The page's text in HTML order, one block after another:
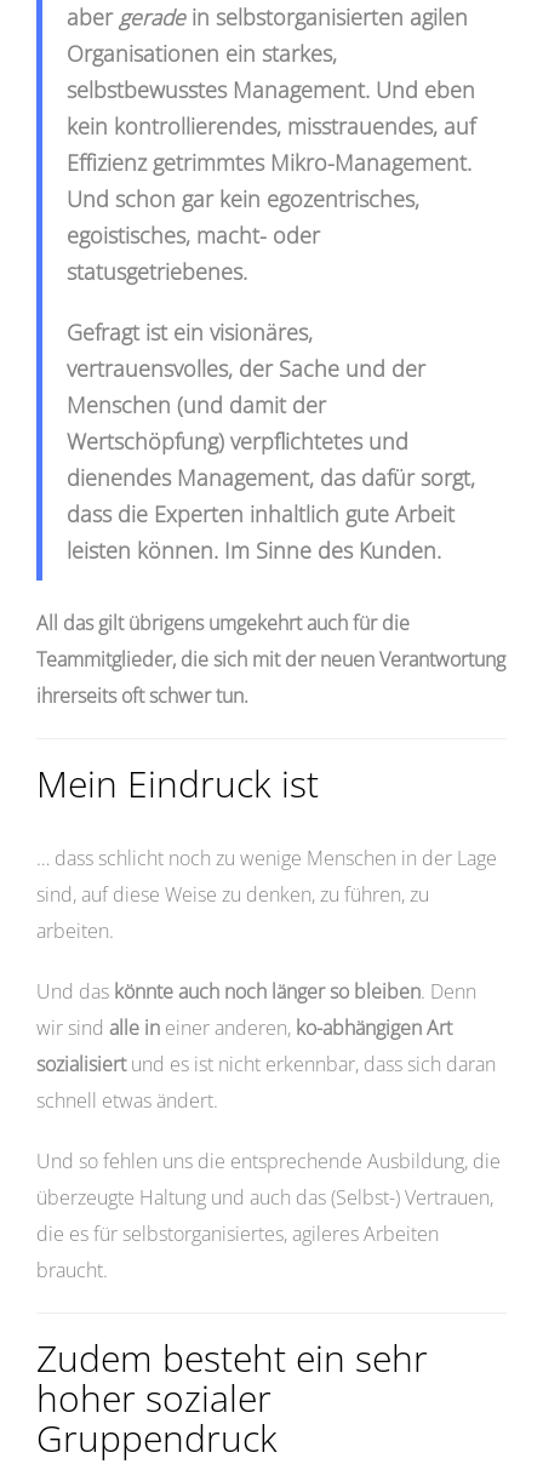
aber geradein selbstorganisierten agilen
Organisationen ein starkes,
selbstbewusstes Management. Und eben
kein kontrollierendes, misstrauendes, auf
Effizienz getrimmtes Mikro-Management.
Und schon gar kein egozentrisches,
egoistisches, macht- oder
statusgetriebenes.
Gefragt ist ein visionäres,
vertrauensvolles, der Sache und der
Menschen (und damit der
Wertschöpfung) verpflichtetes und
dienendes Management, das dafür sorgt,
dass die Experten inhaltlich gute Arbeit
leisten können. Im Sinne des Kunden.
All das gilt übrigens umgekehrt auch für die
Teammitglieder, die sich mit der neuen Verantwortung
ihrerseits oft schwer tun.
Mein Eindruck ist
… dass schlicht noch zu wenige Menschen in der Lage
sind, auf diese Weise zu denken, zu führen, zu
arbeiten.
Und das könnte auch noch länger so bleiben. Denn
wir sind alle in einer anderen, ko-abhängigen Art
sozialisiertund es ist nicht erkennbar, dass sich daran
schnell etwas ändert.
Und so fehlen uns die entsprechende Ausbildung, die
überzeugte Haltung und auch das (Selbst-) Vertrauen,
die es für selbstorganisiertes, agileres Arbeiten
braucht.
Zudem besteht ein sehr
hoher sozialer
Gruppendruck